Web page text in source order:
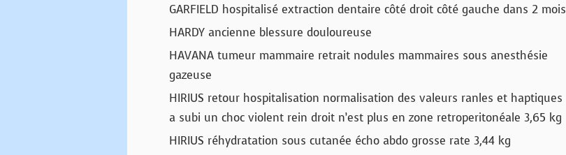
GARFIELD hospitalisé extraction dentaire côté droit côté gauche dans 2 mois
HARDY ancienne blessure douloureuse
HAVANA tumeur mammaire retrait nodules mammaires sous anesthésie
gazeuse
HIRIUS retour hospitalisation normalisation des valeurs ranles et haptiques
a subi un choc violent rein droit n’est plus en zone retroperitonéale 3,65 kg
HIRIUS réhydratation sous cutanée écho abdo grosse rate 3,44 kg